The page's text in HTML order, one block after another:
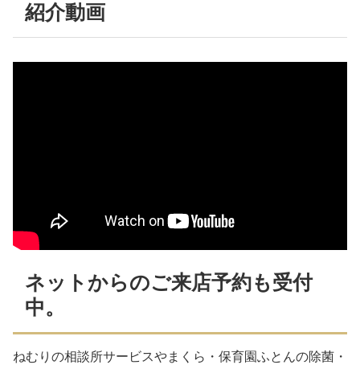
紹介動画
ネットからのご来店予約も受付
中。
ねむりの相談所サービスやまくら・保育園ふとんの除菌・